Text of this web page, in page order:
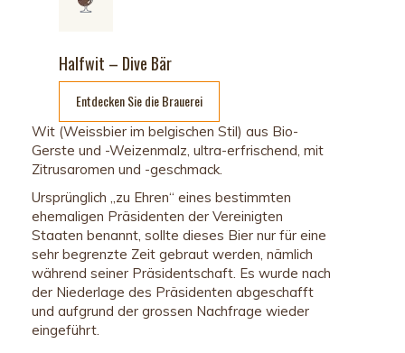
Halfwit – Dive Bär
Entdecken Sie die Brauerei
Wit (Weissbier im belgischen Stil) aus Bio-
Gerste und -Weizenmalz, ultra-erfrischend, mit
Zitrusaromen und -geschmack.
Ursprünglich „zu Ehren“ eines bestimmten
ehemaligen Präsidenten der Vereinigten
Staaten benannt, sollte dieses Bier nur für eine
sehr begrenzte Zeit gebraut werden, nämlich
während seiner Präsidentschaft. Es wurde nach
der Niederlage des Präsidenten abgeschafft
und aufgrund der grossen Nachfrage wieder
eingeführt.